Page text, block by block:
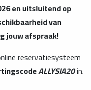
en uitsluitend op
van
jouw afspraak!
reservatiesysteem
ALLYSIA20in.